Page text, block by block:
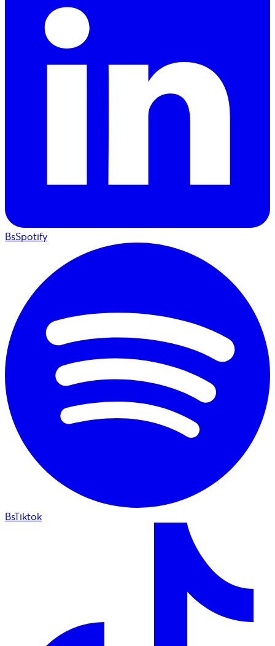
BsSpotify
BsTiktok